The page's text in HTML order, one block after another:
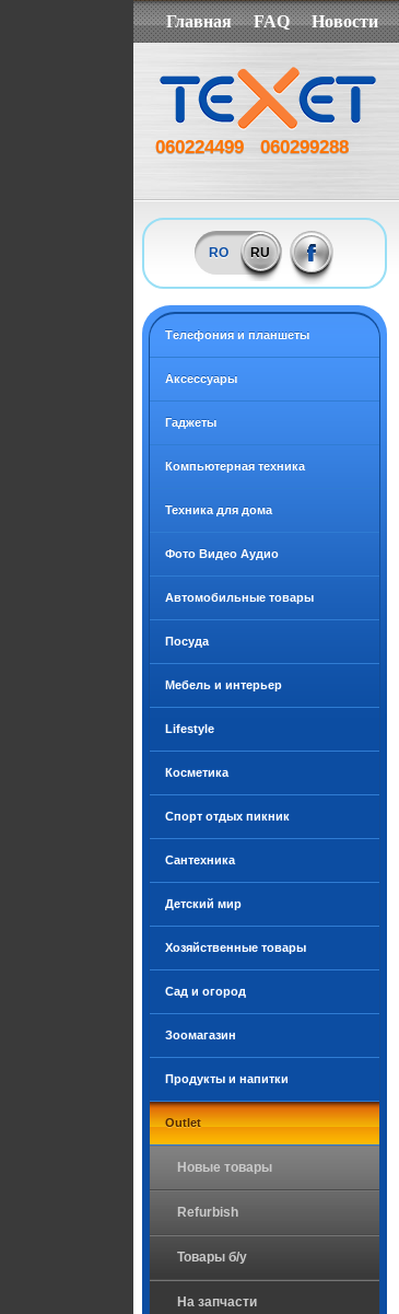
Главная FAQ Новости
060224499 060299288
RO RU
Tелефония и планшеты
Аксессуары
Гаджеты
Компьютерная техника
Техника для дома
Фото Видео Аудио
Автомобильные товары
Посуда
Мебель и интерьер
Lifestyle
Косметика
Спорт отдых пикник
Сантехника
Детский мир
Хозяйственные товары
Сад и огород
Зоомагазин
Продукты и напитки
Outlet
Новые товары
Refurbish
Товары б/у
На запчасти